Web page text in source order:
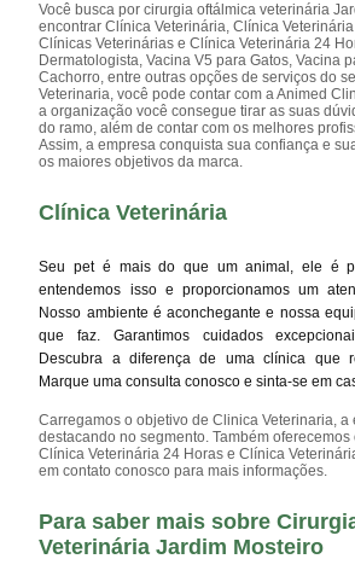
Você busca por cirurgia oftálmica veterinária
encontrar Clínica Veterinária, Clínica Veterinária
Clínicas Veterinárias e Clínica Veterinária 24
Dermatologista, Vacina V5 para Gatos, Vacina
Cachorro, entre outras opções de serviços do
Veterinaria, você pode contar com a Animed
a organização você consegue tirar as suas
do ramo, além de contar com os melhores
Assim, a empresa conquista sua confiança e
os maiores objetivos da marca.
Clínica Veterinária
Seu pet é mais do que um animal, ele é
entendemos isso e proporcionamos um
Nosso ambiente é aconchegante e nossa
que faz. Garantimos cuidados
Descubra a diferença de uma clínica que
Marque uma consulta conosco e sinta-se em
Carregamos o objetivo de Clinica Veterinaria, a
destacando no segmento. Também oferecemos
Clínica Veterinária 24 Horas e Clínica
em contato conosco para mais informações.
Para saber mais sobre
Veterinária Jardim Mosteiro